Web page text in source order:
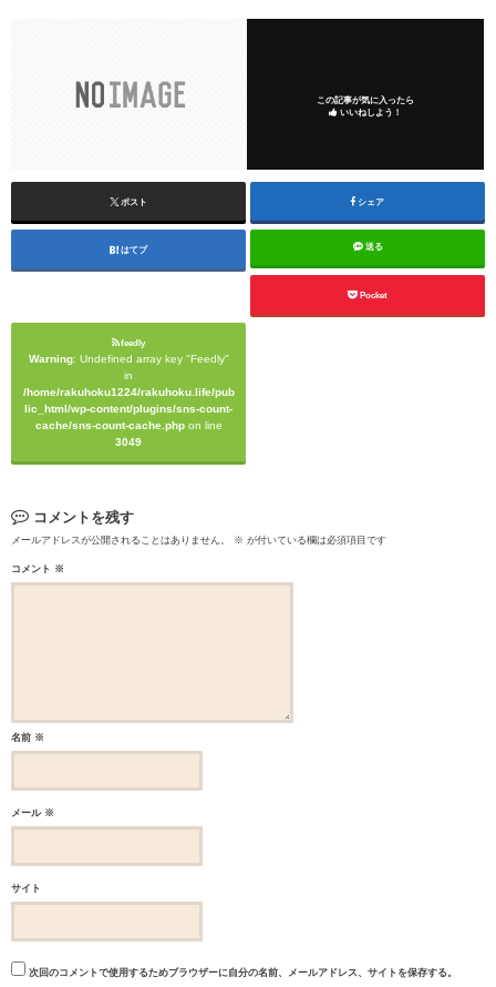
この記事が気に入ったら
いいねしよう！
ポスト シェア
はてブ 送る
Pocket
feedly
Warning: Undefined array key "Feedly"
in
/home/rakuhoku1224/rakuhoku.life/pub
lic_html/wp-content/plugins/sns-count-
cache/sns-count-cache.phpon line
3049
コメントを残す
メールアドレスが公開されることはありません。 ※ が付いている欄は必須項目です
コメント ※
名前 ※
メール ※
サイト
次回のコメントで使用するためブラウザーに自分の名前、メールアドレス、サイトを保存する。